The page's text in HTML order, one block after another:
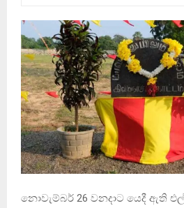
නොවැම්බර් 26 වනදාට යෙදී ඇති